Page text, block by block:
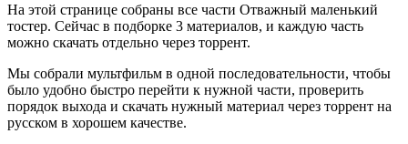
На этой странице собраны все части Отважный маленький
тостер. Сейчас в подборке 3 материалов, и каждую часть
можно скачать отдельно через торрент.
Мы собрали мультфильм в одной последовательности, чтобы
было удобно быстро перейти к нужной части, проверить
порядок выхода и скачать нужный материал через торрент на
русском в хорошем качестве.